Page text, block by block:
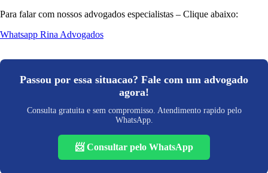
Para falar com nossos advogados especialistas – Clique abaixo:
Whatsapp Rina Advogados
Passou por essa situacao? Fale com um advogado
agora!
Consulta gratuita e sem compromisso. Atendimento rapido pelo
WhatsApp.
📨 Consultar pelo WhatsApp